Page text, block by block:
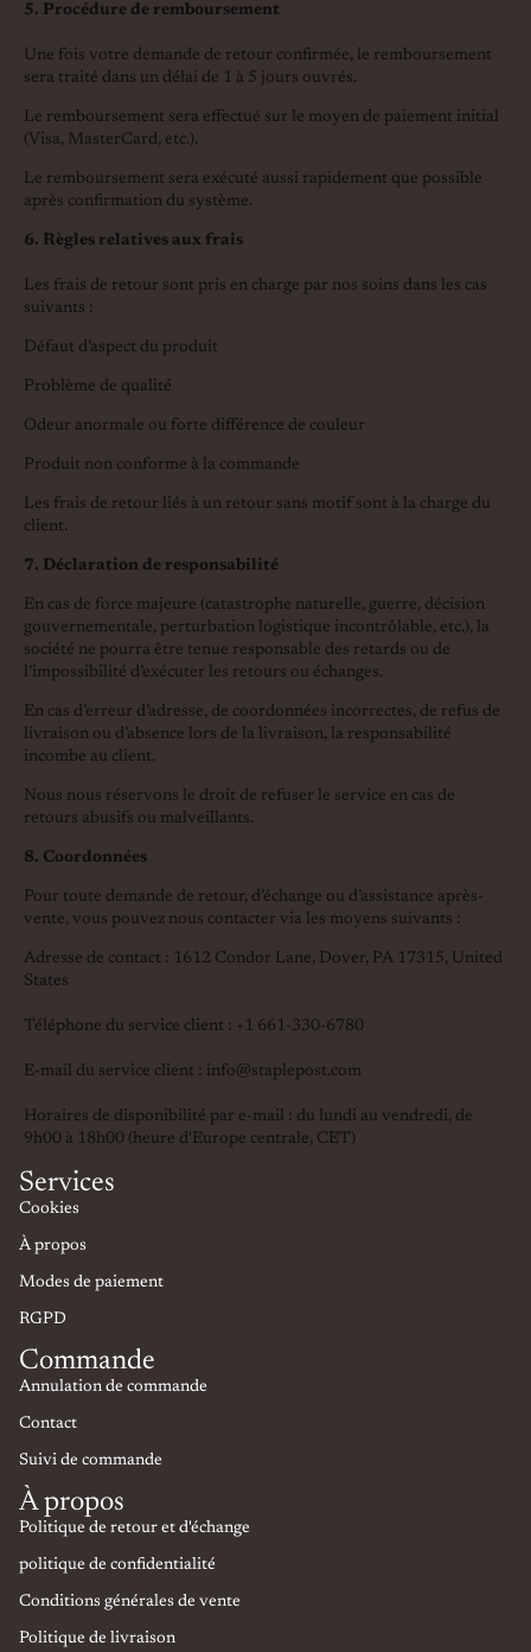
5. Procédure de remboursement
Une fois votre demande de retour confirmée, le remboursement
sera traité dans un délai de 1 à 5 jours ouvrés.
Le remboursement sera effectué sur le moyen de paiement initial
(Visa, MasterCard, etc.).
Le remboursement sera exécuté aussi rapidement que possible
après confirmation du système.
6. Règles relatives aux frais
Les frais de retour sont pris en charge par nos soins dans les cas
suivants :
Défaut d’aspect du produit
Problème de qualité
Odeur anormale ou forte différence de couleur
Produit non conforme à la commande
Les frais de retour liés à un retour sans motif sont à la charge du
client.
7. Déclaration de responsabilité
En cas de force majeure (catastrophe naturelle, guerre, décision
gouvernementale, perturbation logistique incontrôlable, etc.), la
société ne pourra être tenue responsable des retards ou de
l’impossibilité d’exécuter les retours ou échanges.
En cas d’erreur d’adresse, de coordonnées incorrectes, de refus de
livraison ou d’absence lors de la livraison, la responsabilité
incombe au client.
Nous nous réservons le droit de refuser le service en cas de
retours abusifs ou malveillants.
8. Coordonnées
Pour toute demande de retour, d’échange ou d’assistance après-
vente, vous pouvez nous contacter via les moyens suivants :
Adresse de contact : 1612 Condor Lane, Dover, PA 17315, United
States
Téléphone du service client : +1 661-330-6780
E-mail du service client : info@staplepost.com
Horaires de disponibilité par e-mail : du lundi au vendredi, de
9h00 à 18h00 (heure d'Europe centrale, CET)
Services
Cookies
À propos
Modes de paiement
RGPD
Commande
Annulation de commande
Contact
Suivi de commande
À propos
Politique de retour et d'échange
politique de confidentialité
Conditions générales de vente
Politique de livraison